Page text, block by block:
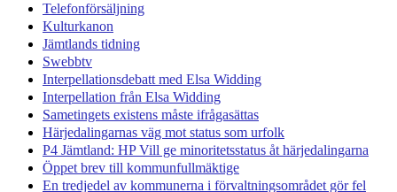
Telefonförsäljning
Kulturkanon
Jämtlands tidning
Swebbtv
Interpellationsdebatt med Elsa Widding
Interpellation från Elsa Widding
Sametingets existens måste ifrågasättas
Härjedalingarnas väg mot status som urfolk
P4 Jämtland: HP Vill ge minoritetsstatus åt härjedalingarna
Öppet brev till kommunfullmäktige
En tredjedel av kommunerna i förvaltningsområdet gör fel